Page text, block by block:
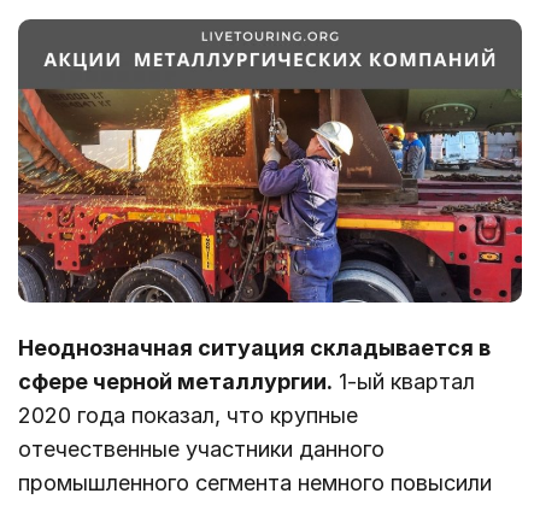
Неоднозначная ситуация складывается в
сфере черной металлургии. 1-ый квартал
2020 года показал, что крупные
отечественные участники данного
промышленного сегмента немного повысили